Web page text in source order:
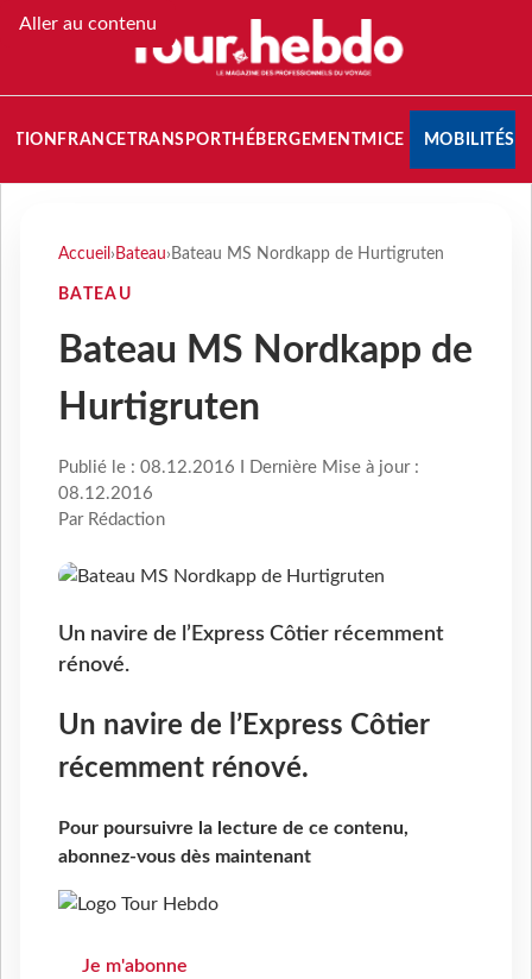
Aller au contenu
FRANCETRANSPORT HÉBERGEMENTMICE MOBILITÉS
Accueil › Bateau› Bateau MS Nordkapp de Hurtigruten
BATEAU
Bateau MS Nordkapp de
Hurtigruten
Publié le : 08.12.2016 I Dernière Mise à jour :
08.12.2016
Par Rédaction
Un navire de l’Express Côtier récemment
rénové.
Un navire de l’Express Côtier
récemment rénové.
Pour poursuivre la lecture de ce contenu,
abonnez-vous dès maintenant
Je m'abonne